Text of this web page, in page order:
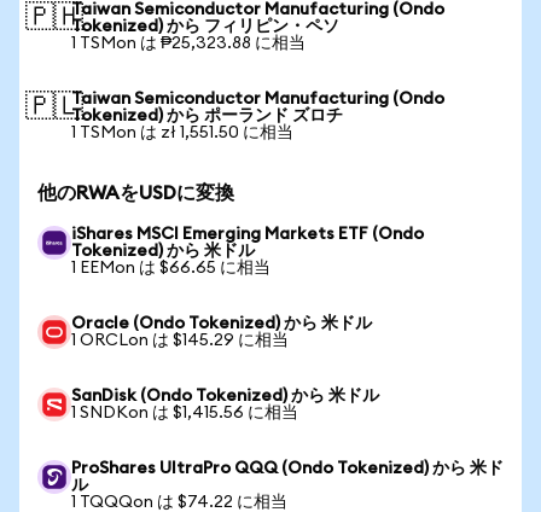
🇵🇭Taiwan Semiconductor Manufacturing (Ondo
Tokenized) から フィリピン・ペソ
1 TSMon は ₱25,323.88 に相当
🇵🇱Taiwan Semiconductor Manufacturing (Ondo
Tokenized) から ポーランド ズロチ
1 TSMon は zł 1,551.50 に相当
他のRWAをUSDに変換
iShares MSCI Emerging Markets ETF (Ondo
Tokenized) から 米ドル
1 EEMon は $66.65 に相当
Oracle (Ondo Tokenized) から 米ドル
1 ORCLon は $145.29 に相当
SanDisk (Ondo Tokenized) から 米ドル
1 SNDKon は $1,415.56 に相当
ProShares UltraPro QQQ (Ondo Tokenized) から 米ド
ル
1 TQQQon は $74.22 に相当